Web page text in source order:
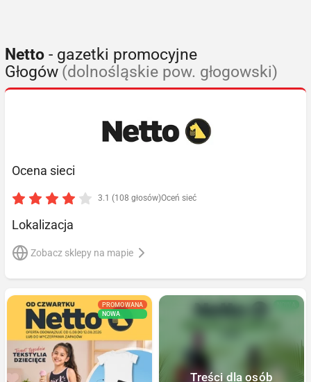
Netto - gazetki promocyjne
Głogów (dolnośląskie pow. głogowski)
Ocena sieci
3.1 (108 głosów)Oceń sieć
Lokalizacja
Zobacz sklepy na mapie
PROMOWANA
NOWA
Treści dla osób